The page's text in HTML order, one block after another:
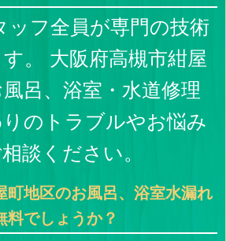
ッフ全員が専門の技術
。 大阪府高槻市紺屋
呂、浴室・水道修理
のトラブルやお悩み
談ください。
町地区のお風呂、浴室水漏れ
料でしょうか？